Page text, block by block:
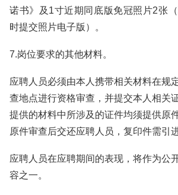
诺书》及1寸近期同底版免冠照片2张
时提交照片电子版）。
7.岗位要求的其他材料。
应聘人员必须由本人携带相关材料在规
查地点进行资格审查，并提交本人相关
提供的材料中所涉及的证件均须提供原
原件审查后交还应聘人员，复印件需引
应聘人员在应聘期间的表现，将作为公
容之一。